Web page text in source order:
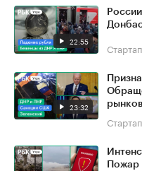
22:55 Стартап
23:32
рынков
Стартап
Пожар